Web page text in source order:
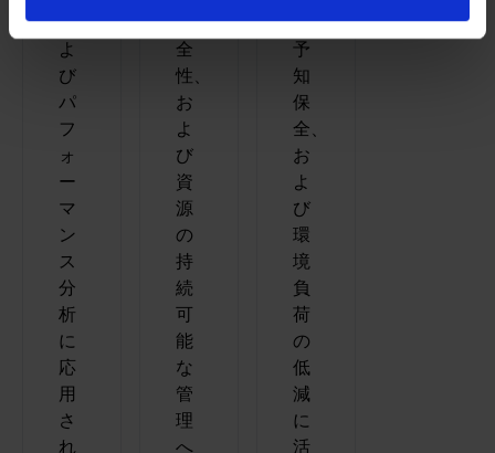
お
よ
び
パ
フ
ォ
ー
マ
ン
ス
分
析
に
応
用
さ
れ
安
全
性、
お
よ
び
資
源
の
持
続
可
能
な
管
理
へ
化、
予
知
保
全、
お
よ
び
環
境
負
荷
の
低
減
に
活